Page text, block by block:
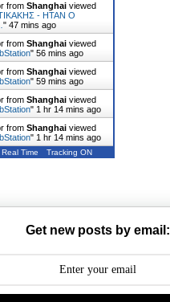
from Shanghai viewed
- ΗΤΑΝ Ο
" 47 mins ago
from Shanghai viewed
" 56 mins ago
from Shanghai viewed
" 59 mins ago
from Shanghai viewed
" 1 hr 14 mins ago
from Shanghai viewed
" 1 hr 14 mins ago
Real Time Tracking ON
Get new posts by email: